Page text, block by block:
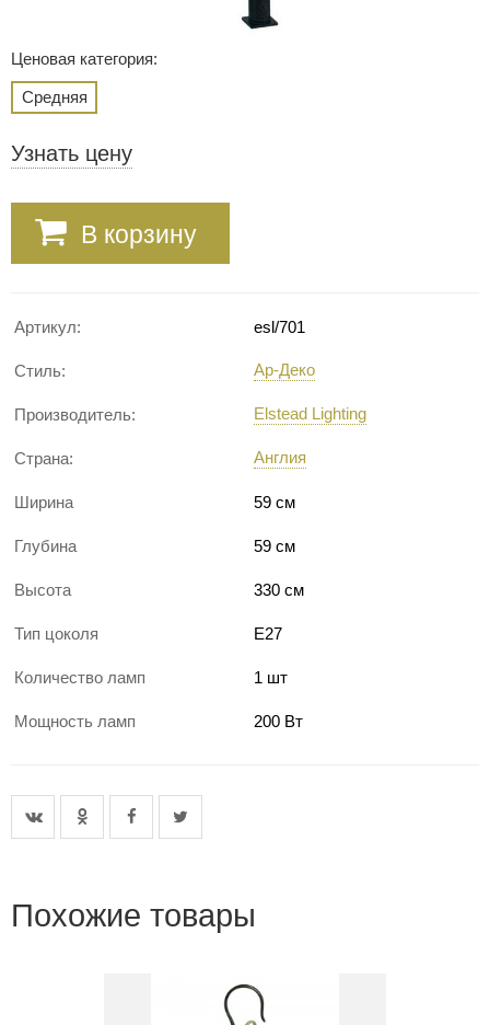
Ценовая категория:
Средняя
Узнать цену
В корзину
Артикул: esl/701
Стиль: Ар-Деко
Производитель: Elstead Lighting
Страна: Англия
Ширина 59 см
Глубина 59 см
Высота 330 см
Тип цоколя E27
Количество ламп 1 шт
Мощность ламп 200 Вт
Похожие товары